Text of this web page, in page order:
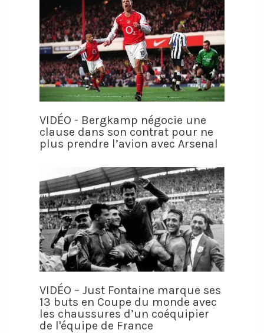
VIDÉO - Bergkamp négocie une
clause dans son contrat pour ne
plus prendre l’avion avec Arsenal
VIDÉO – Just Fontaine marque ses
13 buts en Coupe du monde avec
les chaussures d’un coéquipier
de l'équipe de France